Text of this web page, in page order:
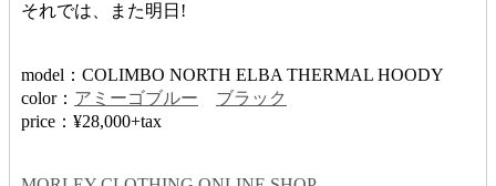
それでは、また明日!
model：COLIMBO NORTH ELBA THERMAL HOODY
color： アミーゴブルー
ブラック
price：¥28,000+tax